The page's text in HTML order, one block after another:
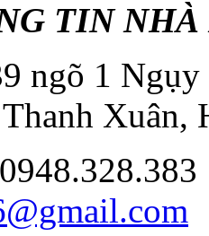
TIN
ngõ 1
Xuân,